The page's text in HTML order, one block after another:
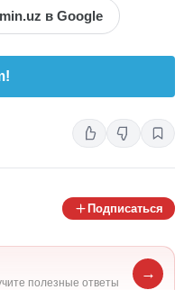
в Google
Подписаться
полезные ответы
→